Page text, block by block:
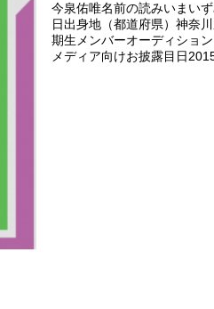
今泉佑唯名前の読みいまい
日出身地（都道府県）神奈
期生メンバーオーディショ
メディア向けお披露目日